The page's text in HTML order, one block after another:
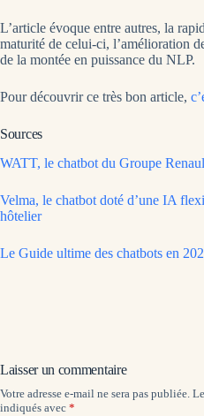
L’article évoque entre autres, la
maturité de celui-ci, l’amélioration
de la montée en puissance du NLP.
Pour découvrir ce très bon article,
Sources
WATT, le chatbot du Groupe
Velma, le chatbot doté d’une IA
hôtelier
Le Guide ultime des chatbots en
Laisser un commentaire
Votre adresse e-mail ne sera pas publiée.
indiqués avec *